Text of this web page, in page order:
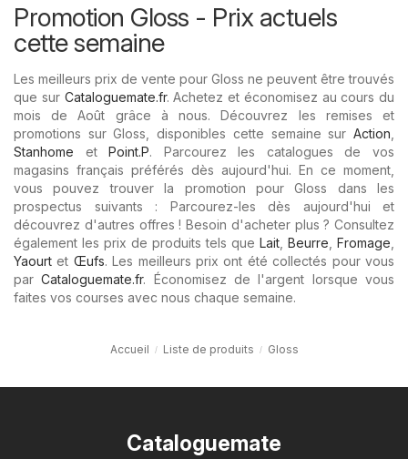
Promotion Gloss - Prix ​​actuels
cette semaine
Les meilleurs prix de vente pour Gloss ne peuvent être trouvés
que sur Cataloguemate.fr. Achetez et économisez au cours du
mois de Août grâce à nous. Découvrez les remises et
promotions sur Gloss, disponibles cette semaine sur Action
Stanhome etPoint.P. Parcourez les catalogues de vos
magasins français préférés dès aujourd'hui. En ce moment,
vous pouvez trouver la promotion pour Gloss dans les
prospectus suivants : Parcourez-les dès aujourd'hui et
découvrez d'autres offres ! Besoin d'acheter plus ? Consultez
également les prix de produits tels que Lait Beurre Fromage
Yaourt et Œufs. Les meilleurs prix ont été collectés pour vous
parCataloguemate.fr. Économisez de l'argent lorsque vous
faites vos courses avec nous chaque semaine.
Accueil Liste de produits Gloss
Cataloguemate